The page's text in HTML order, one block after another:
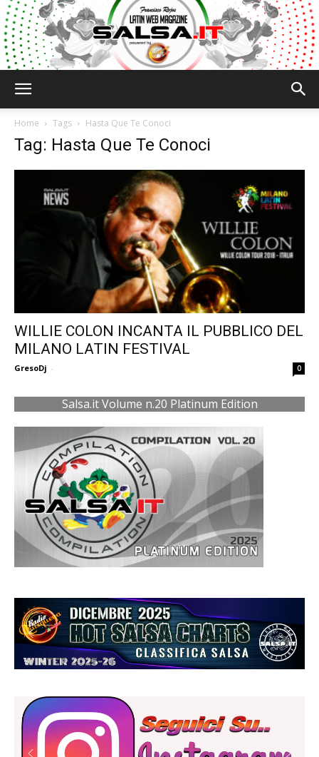
Home Tags Hasta Que Te Conoci
Tag: Hasta Que Te Conoci
WILLIE COLON INCANTA IL PUBBLICO DEL
MILANO LATIN FESTIVAL
GresoDj - 0
Salsa.it Volume n.20 Platinum Edition